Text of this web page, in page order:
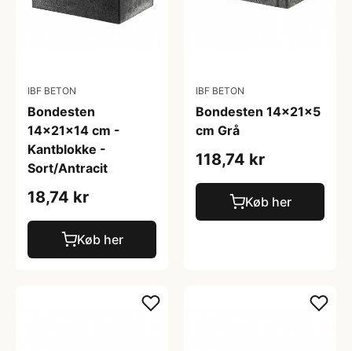
IBF BETON
Bondesten
14x21x14 cm -
Kantblokke -
Sort/Antracit
18,74 kr
Køb her
IBF BETON
Bondesten 14x21x5
cm Grå
118,74 kr
Køb her